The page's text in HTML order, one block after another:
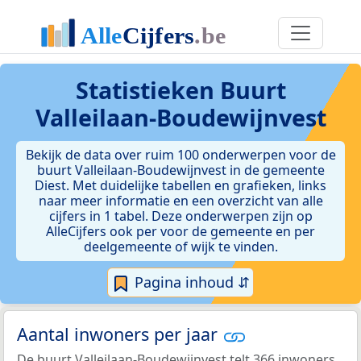
Statistieken Buurt
Valleilaan-Boudewijnvest
Bekijk de data over ruim 100 onderwerpen voor de
buurt Valleilaan-Boudewijnvest in de gemeente
Diest. Met duidelijke tabellen en grafieken, links
naar meer informatie en een overzicht van alle
cijfers in 1 tabel. Deze onderwerpen zijn op
AlleCijfers ook per voor de gemeente en per
deelgemeente of wijk te vinden.
Pagina inhoud ⇵
Aantal inwoners per jaar